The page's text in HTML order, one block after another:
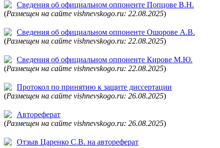
Сведения об официальном оппоненте Попцове В.Н.
(Размещен на сайте vishnevskogo.ru: 22.08.2025)
Сведения об официальном оппоненте Ошорове А.В.
(Размещен на сайте vishnevskogo.ru: 22.08.2025)
Сведения об официальном оппоненте Кирове М.Ю.
(Размещен на сайте vishnevskogo.ru: 22.08.2025)
Протокол по принятию к защите диссертации
(Размещен на сайте vishnevskogo.ru: 26.08.2025)
Автореферат
(Размещен на сайте vishnevskogo.ru: 26.08.2025)
Отзыв Царенко С.В. на автореферат